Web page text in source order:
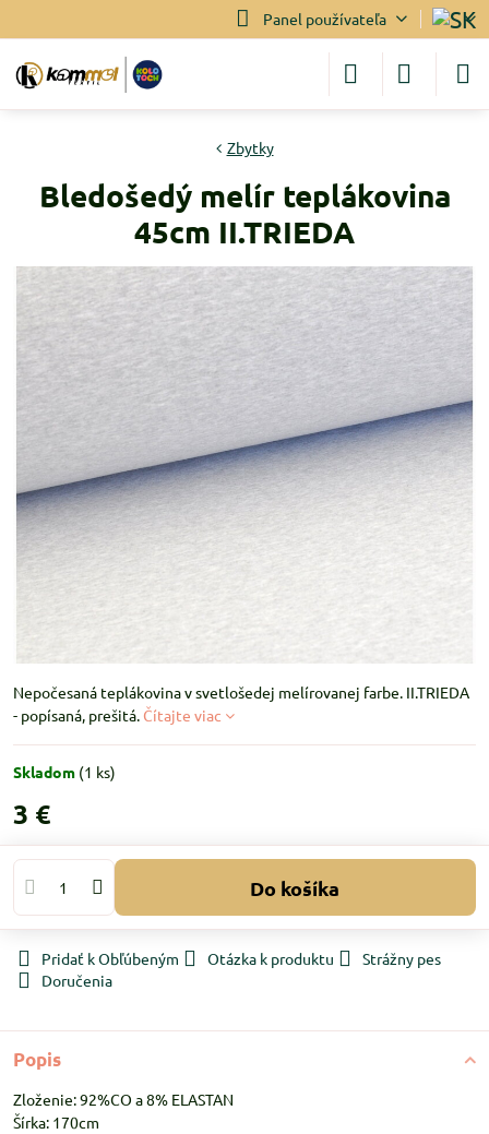
Panel používateľa
Zbytky
Bledošedý melír teplákovina
45cm II.TRIEDA
Nepočesaná teplákovina v svetlošedej melírovanej farbe. II.TRIEDA
- popísaná, prešitá. Čítajte viac
Skladom (1 ks)
3 €
Do košíka
Pridať k Obľúbeným Otázka k produktu
Strážny pes
Doručenia
Popis
Zloženie: 92%CO a 8% ELASTAN
Šírka: 170cm